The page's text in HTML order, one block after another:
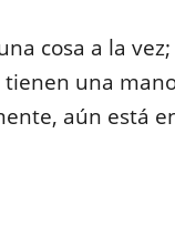
cosa a la
una
aún está